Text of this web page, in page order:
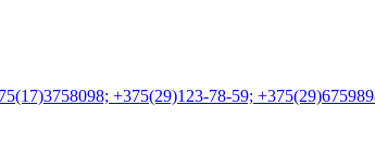
+375(29)123-78-59;